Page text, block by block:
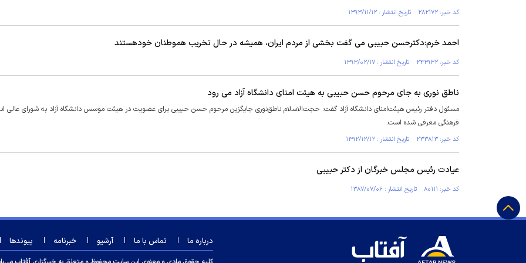
کد خبر: ۲۸۲۱۷۲ تاریخ انتشار : ۱۳۹۳/۱۱/۱۲
احمد خرم:دکترحسن حبیبی می گفت بخشی از مردم ایران، همیشه در حال تخریب هموطنان خودهستند
کد خبر: ۲۴۲۹۳۲ تاریخ انتشار : ۱۳۹۳/۰۲/۱۷
ناطق نوری به جای مرحوم حسن حبیبی به هیئت امنای دانشگاه آزاد می رود
مسئول دفتر رئیس هیئت‌امنای دانشگاه آزاد گفت: حجت‌الاسلام ناطق‌نوری جایگزین مرحوم حسن حبیبی برای عضویت در هیئت موسس دانشگاه آزاد به شورای عالی
فرهنگی معرفی شده است.
کد خبر: ۲۳۳۸۱۳ تاریخ انتشار : ۱۳۹۲/۱۲/۱۲
عیادت رئیس مجلس خبرگان از دکتر حبیبی
کد خبر: ۸۰۱۱۱ تاریخ انتشار : ۱۳۸۷/۰۷/۰۶
درباره ما تماس با ما آرشیو خبرنامه پیوندها